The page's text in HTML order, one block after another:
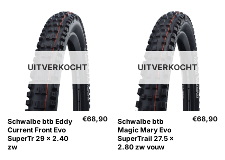
UITVERKOCHT
Schwalbe btb Eddy
Current Front Evo
SuperTr 29 x 2.40
zw
€68,90
UITVERKOCHT
Schwalbe btb
Magic Mary Evo
SuperTrail 27.5 x
2.80 zw vouw
€68,90